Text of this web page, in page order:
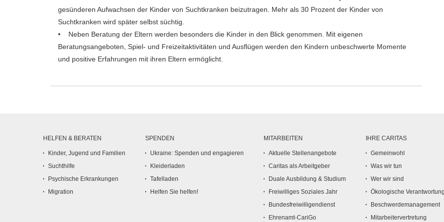
gesünderen Aufwachsen der Kinder von Suchtkranken beizutragen. Mehr als 30 Prozent der Kinder von
Suchtkranken wird später selbst süchtig.
• Neben Beratung der Eltern werden besonders die Kinder in den Blick genommen. Mit eigenen
Beratungsangeboten, Spiel- und Freizeitaktivitäten und Ausflügen werden den Kindern unbeschwerte Momente
und positive Erfahrungen mit ihren Eltern ermöglicht.
HELFEN & BERATEN
Kinder, Jugend und Familien
Suchthilfe
Psychische Erkrankungen
Migration
SPENDEN
Ukraine: Spenden und engagieren
Kleiderladen
Tafelladen
Helfen Sie helfen!
MITARBEITEN
Aktuelle Stellenangebote
Caritas als Arbeitgeber
Duale Ausbildung & Studium
Freiwilliges Soziales Jahr
Bundesfreiwilligendienst
Ehrenamt-CariGo
IHRE CARITAS
Gemeinwohl
Was wir tun
Wer wir sind
Ökologische
Beschwerdemanagement
Mitarbeitervertretung